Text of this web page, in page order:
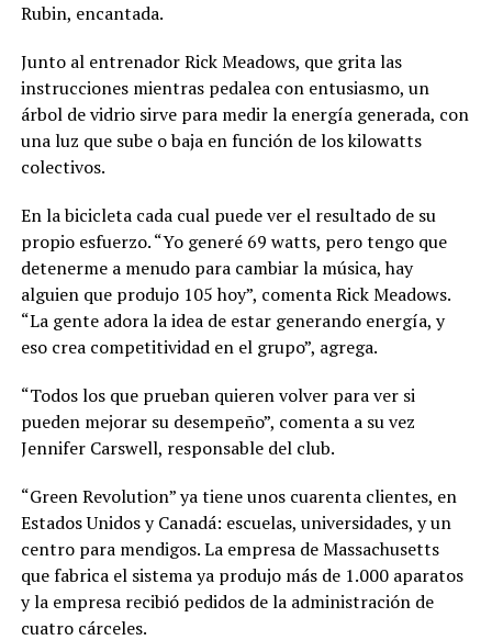
Rubin, encantada.
Junto al entrenador Rick Meadows, que grita las
instrucciones mientras pedalea con entusiasmo, un
árbol de vidrio sirve para medir la energía generada, con
una luz que sube o baja en función de los kilowatts
colectivos.
En la bicicleta cada cual puede ver el resultado de su
propio esfuerzo. “Yo generé 69 watts, pero tengo que
detenerme a menudo para cambiar la música, hay
alguien que produjo 105 hoy”, comenta Rick Meadows.
“La gente adora la idea de estar generando energía, y
eso crea competitividad en el grupo”, agrega.
“Todos los que prueban quieren volver para ver si
pueden mejorar su desempeño”, comenta a su vez
Jennifer Carswell, responsable del club.
“Green Revolution” ya tiene unos cuarenta clientes, en
Estados Unidos y Canadá: escuelas, universidades, y un
centro para mendigos. La empresa de Massachusetts
que fabrica el sistema ya produjo más de 1.000 aparatos
y la empresa recibió pedidos de la administración de
cuatro cárceles.